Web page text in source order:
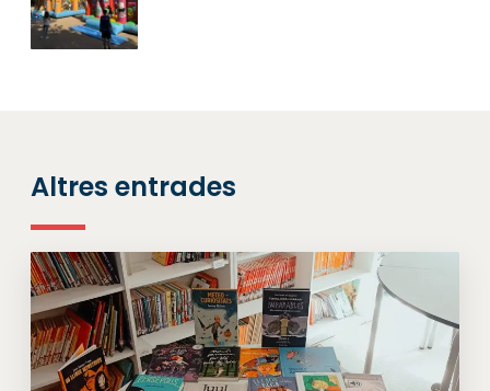
Altres entrades